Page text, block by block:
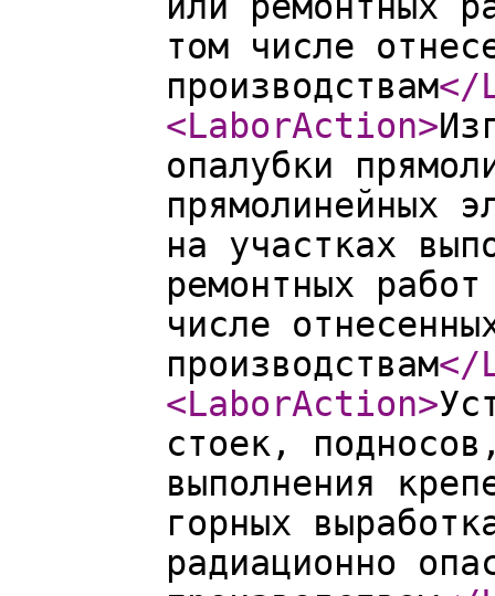
том числе
производствам</
<LaborAction>
опалубки
прямолинейных
на участках
ремонтных
числе
производствам</
<LaborAction>
стоек,
выполнения
горных
радиационно